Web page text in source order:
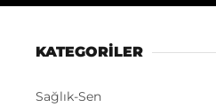
KATEGORİLER
Sağlık-Sen